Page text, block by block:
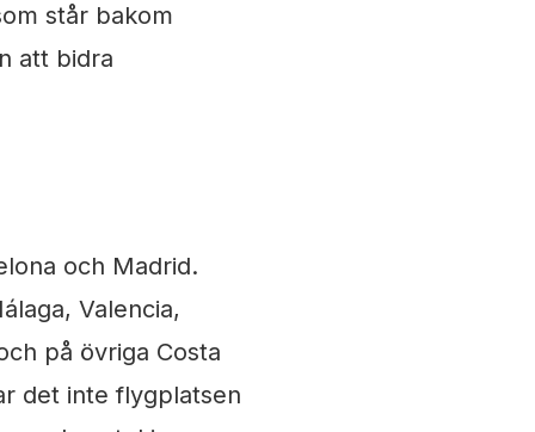
står bakom
att bidra
och Madrid.
Valencia,
på övriga Costa
det inte flygplatsen